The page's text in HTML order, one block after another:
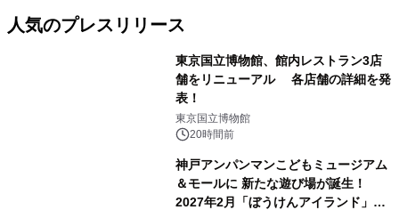
人気のプレスリリース
東京国立博物館、館内レストラン3店
舗をリニューアル 各店舗の詳細を発
表！
東京国立博物館
20時間前
神戸アンパンマンこどもミュージアム
＆モールに 新たな遊び場が誕生！
2027年2月「ぼうけんアイランド」が